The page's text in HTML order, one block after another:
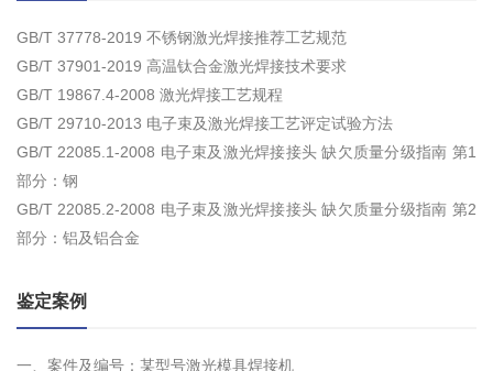
GB/T 37778-2019 不锈钢激光焊接推荐工艺规范
GB/T 37901-2019 高温钛合金激光焊接技术要求
GB/T 19867.4-2008 激光焊接工艺规程
GB/T 29710-2013 电子束及激光焊接工艺评定试验方法
GB/T 22085.1-2008 电子束及激光焊接接头 缺欠质量分级指南 第1
部分：钢
GB/T 22085.2-2008 电子束及激光焊接接头 缺欠质量分级指南 第2
部分：铝及铝合金
鉴定案例
一、案件及编号：某型号激光模具焊接机